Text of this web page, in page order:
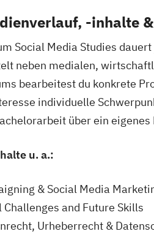
-inhalte
Social Media Studies
neben medialen,
bearbeitest du konkrete
individuelle
über ein
u. a.:
& Social Media
Challenges and Future Skills
Urheberrecht &